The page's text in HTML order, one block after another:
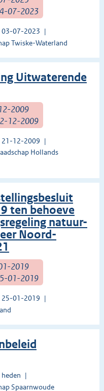
07-2023
03-07-2023
Twiske-Waterland
Uitwaterende
2009
12-2009
21-12-2009
Hollands
ten behoeve
natuur-
Noord-
2019
01-2019
25-01-2019
Spaarnwoude